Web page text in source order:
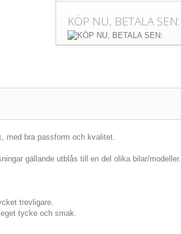
KÖP NU, BETALA SEN:
med bra passform och kvalitet.
gällande utblås till en del olika bilar/modeller.
trevligare.
tycke och smak.